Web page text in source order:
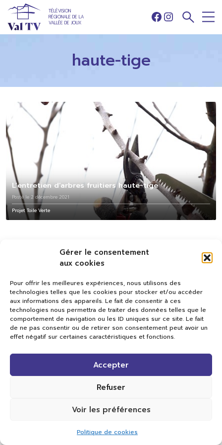
Gérer le consentement
aux cookies
Pour offrir les meilleures expériences, nous utilisons des
technologies telles que les cookies pour stocker et/ou accéder
aux informations des appareils. Le fait de consentir à ces
technologies nous permettra de traiter des données telles que le
comportement de navigation ou les ID uniques sur ce site. Le fait
de ne pas consentir ou de retirer son consentement peut avoir un
effet négatif sur certaines caractéristiques et fonctions.
Accepter
Refuser
Voir les préférences
Politique de cookies
TÉLÉVISION
RÉGIONALE DE LA
VALLÉE DE JOUX
Facebook
Instagram
haute-tige
L’entretien d’arbres fruitiers haute-tige
Posté le 2 décembre 2021
Projet Toile Verte
Val TV
Centre de Compétences Médias
Rue du Pont-Neuf 24
Tous droits réservés.
Réalisation Cavin-Baudat Digital Lab